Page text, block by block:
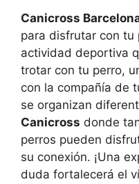
Canicross
para disfrutar con tu
actividad deportiva
trotar con tu perro,
con la compañía de
se organizan
Canicross donde
perros pueden
su conexión. ¡Una
duda fortalecerá el